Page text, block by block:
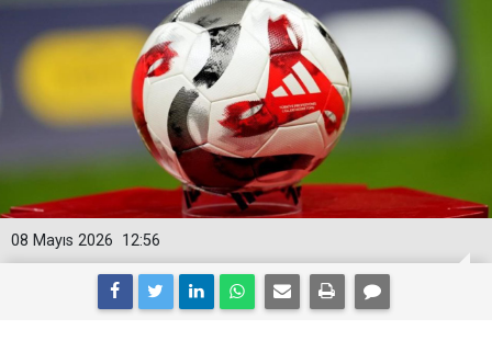
12:56
08 Mayıs 2026